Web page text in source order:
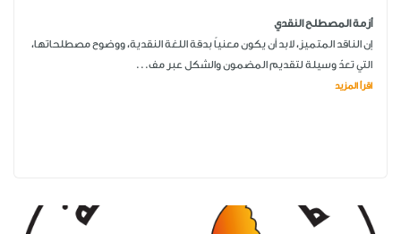
أزمة المصطلح النقدي
إن الناقد المتميز، لابد أن يكون معنياً بدقة اللغة النقدية، ووضوح مصطلحاتها،
التي تعدّ وسيلة لتقديم المضمون والشكل عبر مف...
اقرأ المزيد